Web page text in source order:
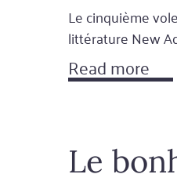
Le cinquième
littérature New
Read more
Le